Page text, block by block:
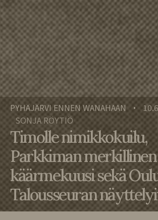
PYHÄJÄRVI ENNEN WANAHAAN •
SONJA RÖYTIÖ
Timolle nimikkokuilu,
Parkkiman merkillinen
käärmekuusi sekä
Talousseuran